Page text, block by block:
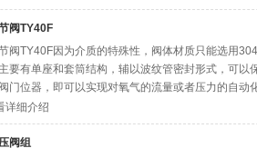
阀TY40F
阀TY40F因为介质的特殊性，阀体材质只能选用
要有单座和套筒结构，辅以波纹管密封形式，可
门位器，即可以实现对氧气的流量或者压力的自动
种大型空分设备和生物医学、等领域。
详细介绍
阀组